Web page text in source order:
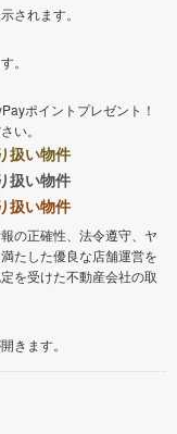
されます。
。
ポイントプレゼント！
い。
扱い物件
扱い物件
扱い物件
の正確性、法令遵守、ヤ
たした優良な店舗運営を
を受けた不動産会社の取
きます。